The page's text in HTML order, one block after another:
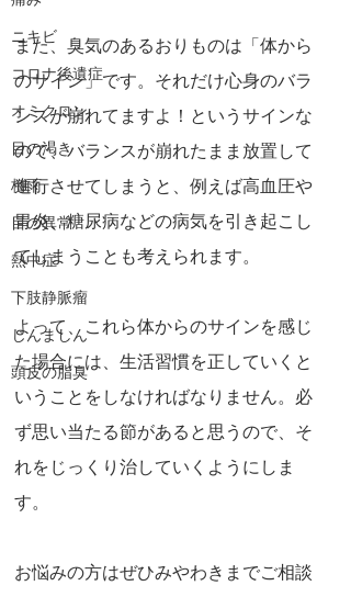
ニキビ
コロナ後遺症
オミクロン
目の渇き
梅雨
目の異常
熱中症
下肢静脈瘤
じんましん
頭皮の脂臭
また、臭気のあるおりものは「体から
のサイン」です。それだけ心身のバラ
ンスが崩れてますよ！というサインな
ので、バランスが崩れたまま放置して
進行させてしまうと、例えば高血圧や
胃炎、糖尿病などの病気を引き起こし
てしまうことも考えられます。
よって、これら体からのサインを感じ
た場合には、生活習慣を正していくと
いうことをしなければなりません。必
ず思い当たる節があると思うので、そ
れをじっくり治していくようにしま
す。
お悩みの方はぜひみやわきまでご相談